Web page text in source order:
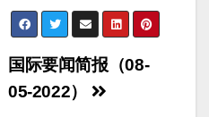
国际要闻简报（08-
05-2022）